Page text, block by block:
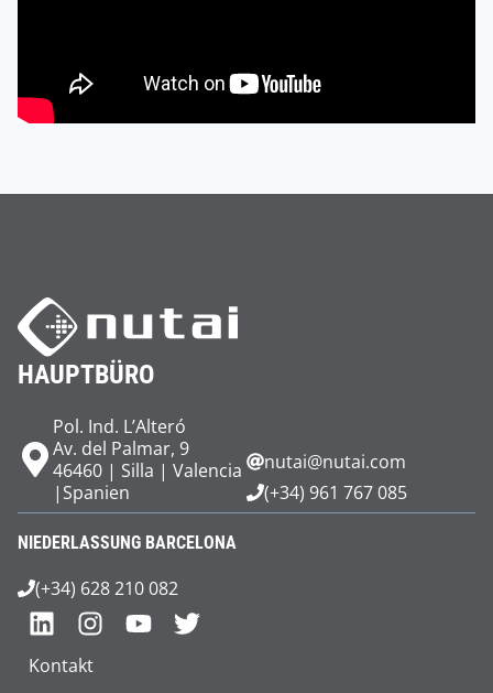
HAUPTBÜRO
Pol. Ind. L’Alteró
Av. del Palmar, 9
46460 | Silla | Valencia
|Spanien
nutai@nutai.com
(+34) 961 767 085
NIEDERLASSUNG BARCELONA
(+34) 628 210 082
Kontakt